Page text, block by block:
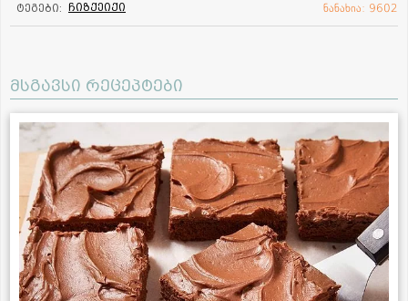
ტეგები: ჩიზქეიქი ნანახია: 9602
მსგავსი რეცეპტები